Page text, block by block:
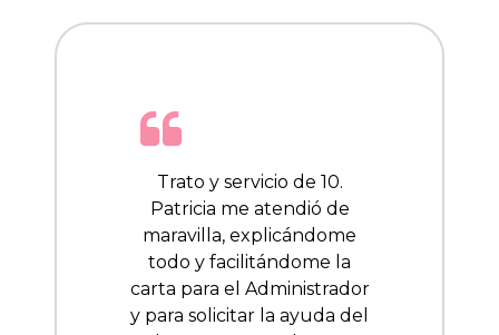
Trato y servicio de 10.
Patricia me atendió de
maravilla, explicándome
todo y facilitándome la
carta para el Administrador
y para solicitar la ayuda del